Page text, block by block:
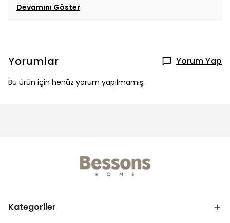
Devamını Göster
Yorumlar Yorum Yap
Bu ürün için henüz yorum yapılmamış.
Kategoriler